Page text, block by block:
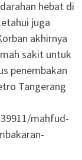
hebat di
juga
akhirnya
sakit untuk
penembakan
Tangerang
mahfud-